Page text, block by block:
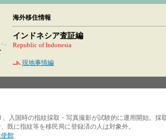
海外移住情報
インドネシア査証編
Republic of Indonesia
現地事情編
、入国時の指紋採取・写真撮影が試験的に運用開始。採
既に指紋等を移民局に登録済の人は対象外。
館